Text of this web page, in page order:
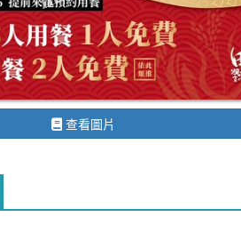
查看圖片